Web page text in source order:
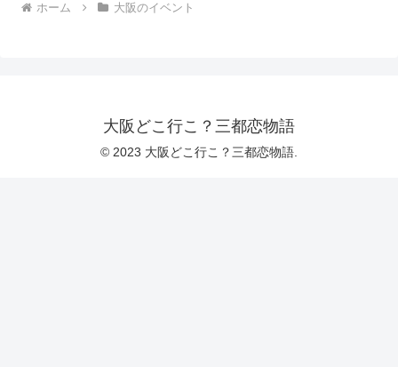
ホーム 大阪のイベント
大阪どこ行こ？三都恋物語
© 2023 大阪どこ行こ？三都恋物語.